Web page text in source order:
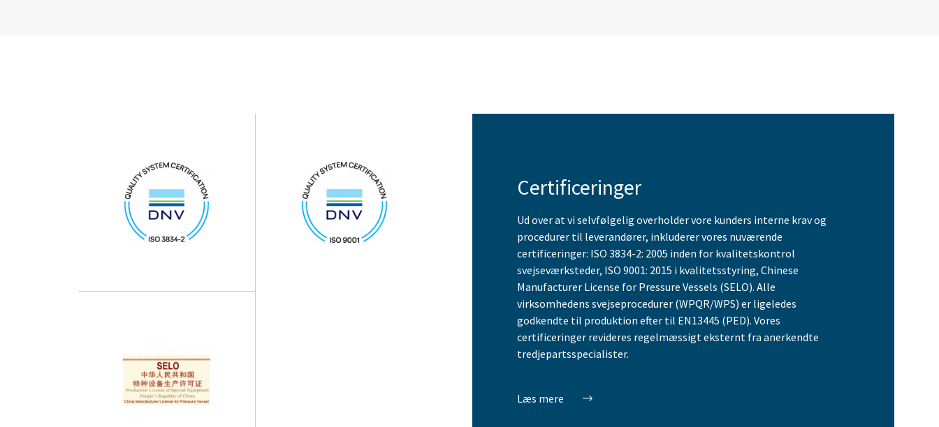
Certificeringer
Ud over at vi selvfølgelig overholder vore kunders interne krav og
procedurer til leverandører, inkluderer vores nuværende
certificeringer: ISO 3834-2: 2005 inden for kvalitetskontrol
svejseværksteder, ISO 9001: 2015 i kvalitetsstyring, Chinese
Manufacturer License for Pressure Vessels (SELO). Alle
virksomhedens svejseprocedurer (WPQR/WPS) er ligeledes
godkendte til produktion efter til EN13445 (PED). Vores
certificeringer revideres regelmæssigt eksternt fra anerkendte
tredjepartsspecialister.
Læs mere